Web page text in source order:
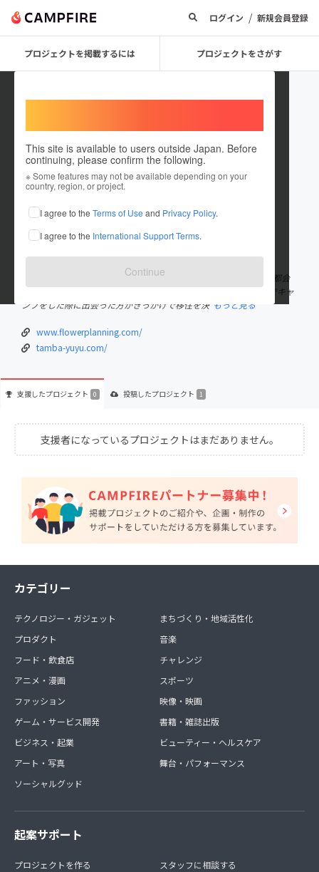
ログイン / 新規会員登録
プロジェクトを掲載するには プロジェクトをさがす
This site is available to users outside Japan. Before
continuing, please confirm the following.
※ Some features may not be available depending on your
country, region, or project.
I agree to the Terms of Use and Privacy Policy.
I agree to the International Support Terms.
Continue
tambayuyu
これまでに1件のプロジェクトを投稿しています
在住国：日本 現在地：兵庫県
出身国：日本 出身地：大阪府
2013年1月に大阪府堺市から兵庫県丹波市に移住したIターン者。 都会
での生活に閉塞感を抱き、現在の職場でもある「丹波悠遊の森」でキャ
ンプをした際に出会った方がきっかけで移住を決 もっと見る
www.flowerplanning.com/
tamba-yuyu.com/
支援したプロジェクト 0 投稿したプロジェクト 1
支援者になっているプロジェクトはまだありません。
カテゴリー
テクノロジー・ガジェット
プロダクト
フード・飲食店
アニメ・漫画
ファッション
ゲーム・サービス開発
ビジネス・起業
アート・写真
ソーシャルグッド
まちづくり・地域活性化
音楽
チャレンジ
スポーツ
映像・映画
書籍・雑誌出版
ビューティー・ヘルスケア
舞台・パフォーマンス
起案サポート
プロジェクトを作る
スタッフに相談する